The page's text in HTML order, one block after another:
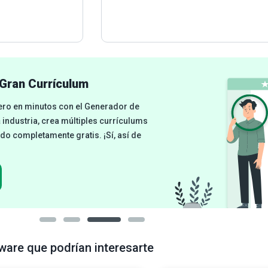
Currículum
en minutos con el Generador de
crea múltiples currículums
completamente gratis. ¡Sí, así de
que podrían interesarte